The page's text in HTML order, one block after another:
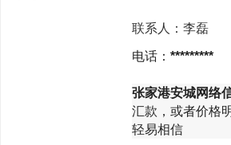
联系人： 李磊
电话： *********
张家港安城网络
汇款，或者价格
轻易相信